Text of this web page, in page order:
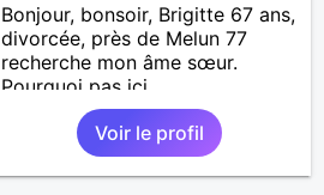
Bonjour, bonsoir, Brigitte 67 ans,
divorcée, près de Melun 77
recherche mon âme sœur.
Pourquoi pas ici.
Voir le profil